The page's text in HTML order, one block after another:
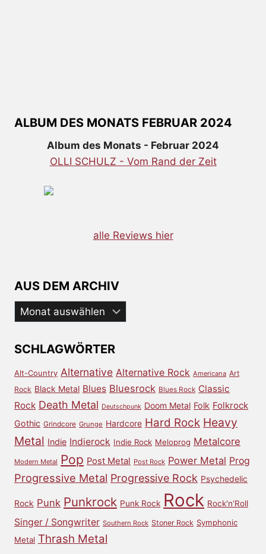
ALBUM DES MONATS FEBRUAR 2024
Album des Monats - Februar 2024
OLLI SCHULZ - Vom Rand der Zeit
alle Reviews hier
AUS DEM ARCHIV
Aus
dem
SCHLAGWÖRTER
Alt-Country Alternative Alternative Rock Americana Art
Rock Black Metal Blues Bluesrock Blues Rock Classic
Rock Death Metal Deutschpunk Doom Metal Folk Folkrock
Gothic Grindcore Grunge Hardcore Hard Rock Heavy
Metal Indie Indierock Indie Rock Meloprog Metalcore
Modern Metal Pop Post Metal Post Rock Power Metal Prog
Progressive Metal Progressive Rock Psychedelic
Rock Punk Punkrock Punk Rock Rock Rock'n'Roll
Singer / Songwriter Southern Rock Stoner Rock Symphonic
Metal Thrash Metal